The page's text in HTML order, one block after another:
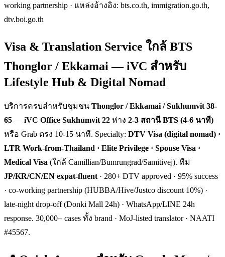
working partnership · แหล่งอ้างอิง: bts.co.th, immigration.go.th,
dtv.boi.go.th
Visa & Translation Service ใกล้ BTS
Thonglor / Ekkamai — iVC สำหรับ
Lifestyle Hub & Digital Nomad
บริการครบสำหรับชุมชน Thonglor / Ekkamai / Sukhumvit 38-
65 — iVC Office Sukhumvit 22 ห่าง 2-3 สถานี BTS (4-6 นาที)
หรือ Grab ตรง 10-15 นาที. Specialty: DTV Visa (digital nomad) ·
LTR Work-from-Thailand · Elite Privilege · Spouse Visa ·
Medical Visa (ใกล้ Camillian/Bumrungrad/Samitivej). ทีม
JP/KR/CN/EN expat-fluent · 280+ DTV approved · 95% success
· co-working partnership (HUBBA/Hive/Justco discount 10%) ·
late-night drop-off (Donki Mall 24h) · WhatsApp/LINE 24h
response. 30,000+ cases ทั้ง brand · MoJ-listed translator · NAATI
#45567.